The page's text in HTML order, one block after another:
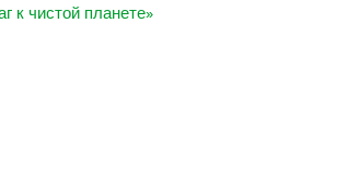
к чистой планете»